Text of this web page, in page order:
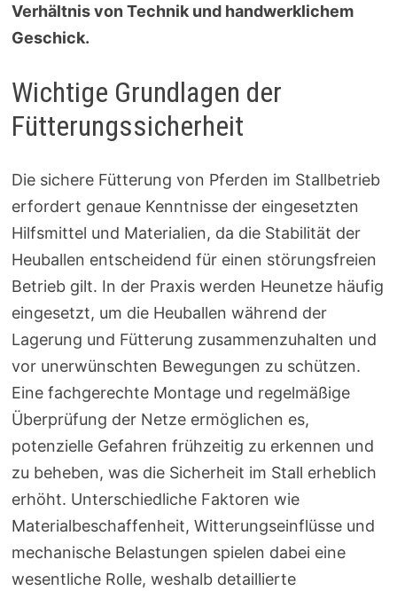
Verhältnis von Technik und handwerklichem
Geschick.
Wichtige Grundlagen der
Fütterungssicherheit
Die sichere Fütterung von Pferden im Stallbetrieb
erfordert genaue Kenntnisse der eingesetzten
Hilfsmittel und Materialien, da die Stabilität der
Heuballen entscheidend für einen störungsfreien
Betrieb gilt. In der Praxis werden Heunetze häufig
eingesetzt, um die Heuballen während der
Lagerung und Fütterung zusammenzuhalten und
vor unerwünschten Bewegungen zu schützen.
Eine fachgerechte Montage und regelmäßige
Überprüfung der Netze ermöglichen es,
potenzielle Gefahren frühzeitig zu erkennen und
zu beheben, was die Sicherheit im Stall erheblich
erhöht. Unterschiedliche Faktoren wie
Materialbeschaffenheit, Witterungseinflüsse und
mechanische Belastungen spielen dabei eine
wesentliche Rolle, weshalb detaillierte